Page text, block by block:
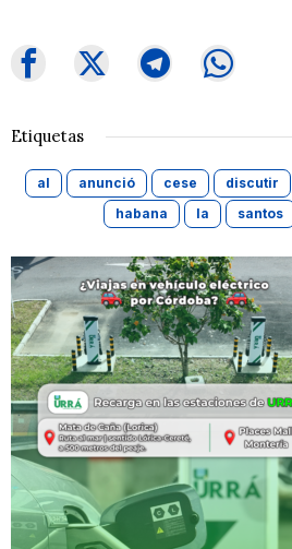
Etiquetas
al anunció cese discutir
habana
la santos